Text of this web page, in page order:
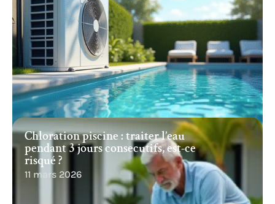
Chloration piscine : traiter l’eau
pendant 3 jours consecutifs, est-ce
risqué ?
11 mars 2026